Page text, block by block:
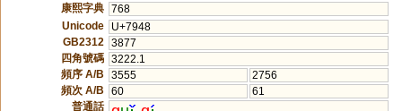
康熙字典 768
Unicode
U+7948
GB2312
3877
四角號碼 3222.1
頻序 A/B
3555
2756
頻次 A/B
60
61
普通話